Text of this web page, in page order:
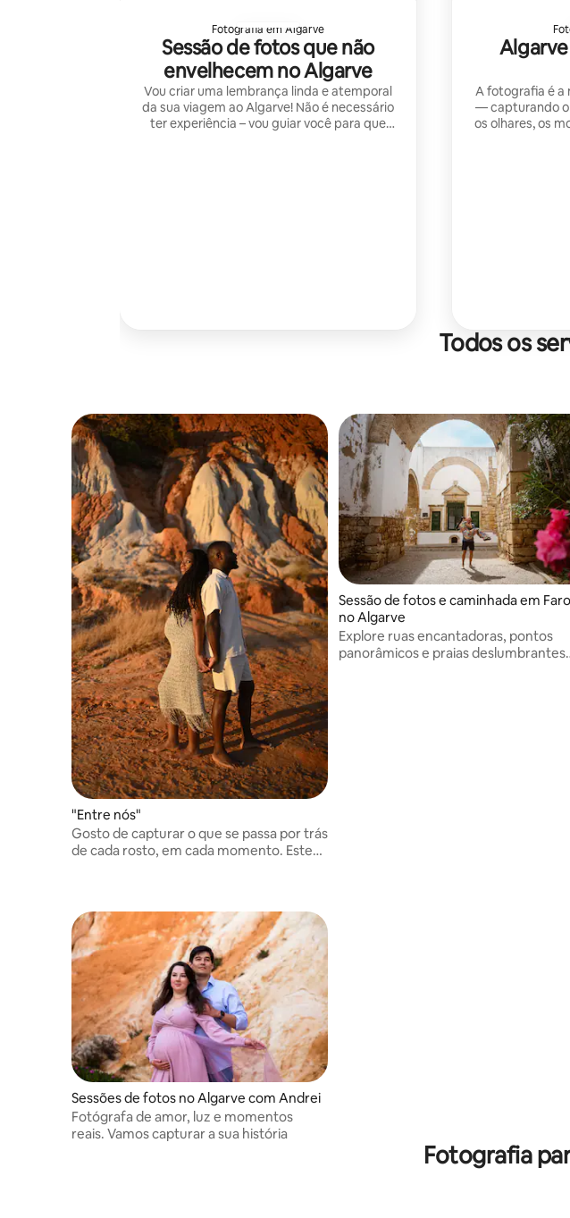
Fotografia em Algarve
Sessão de fotos que não
envelhecem no Algarve
Vou criar uma lembrança linda e atemporal
da sua viagem ao Algarve! Não é necessário
ter experiência – vou guiar você para que
A fotografia é a
— capturando o
os olhares, os
Todos os
"Entre nós"
Gosto de capturar o que se passa por trás
de cada rosto, em cada momento. Este
Sessão de fotos e caminhada em
no Algarve
Explore ruas encantadoras, pontos
panorâmicos e praias deslumbrantes
Sessões de fotos no Algarve com Andrei
Fotógrafa de amor, luz e momentos
reais. Vamos capturar a sua história
Fotografia